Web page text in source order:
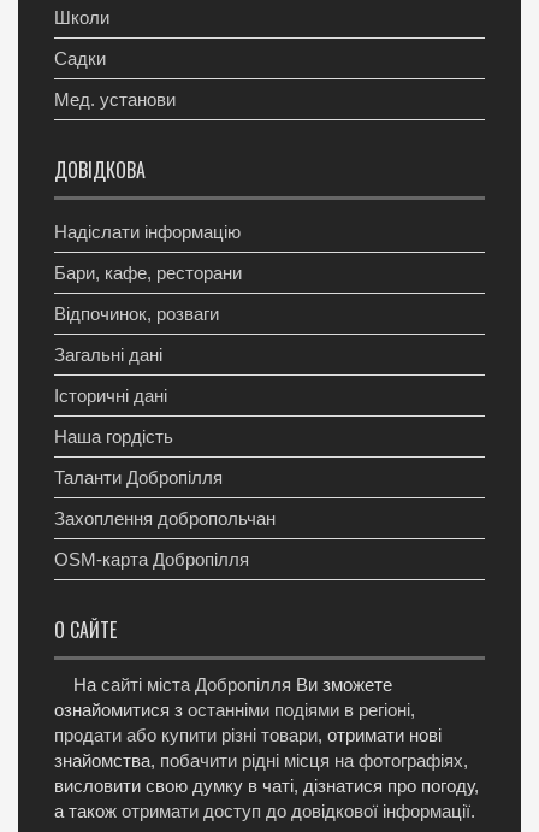
Школи
Садки
Мед. установи
ДОВІДКОВА
Надіслати інформацію
Бари, кафе, ресторани
Відпочинок, розваги
Загальні дані
Історичні дані
Наша гордість
Таланти Добропілля
Захоплення добропольчан
OSM-карта Добропілля
О САЙТЕ
На сайті міста Добропілля Ви зможете
ознайомитися з останніми подіями в регіоні,
продати або купити різні товари, отримати нові
знайомства, побачити рідні місця на фотографіях,
висловити свою думку в чаті, дізнатися про погоду,
а також отримати доступ до довідкової інформації.